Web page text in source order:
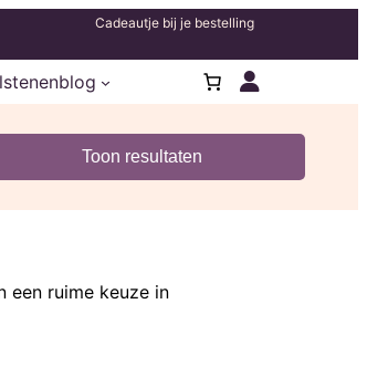
Cadeautje bij je bestelling
een ruime keuze in